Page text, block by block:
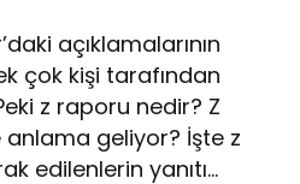
açıklamalarının
çok kişi tarafından
z raporu nedir? Z
geliyor? İşte z
edilenlerin yanıtı…